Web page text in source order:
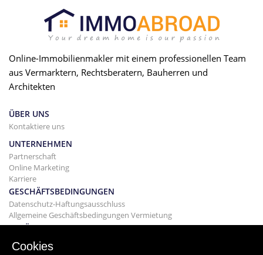
Online-Immobilienmakler mit einem professionellen Team
aus Vermarktern, Rechtsberatern, Bauherren und
Architekten
ÜBER UNS
Kontaktiere uns
UNTERNEHMEN
Partnerschaft
Online Marketing
Karriere
GESCHÄFTSBEDINGUNGEN
Datenschutz-Haftungsausschluss
Allgemeine Geschäftsbedingungen Vermietung
GEBÄUDE
Projekte
Cookies